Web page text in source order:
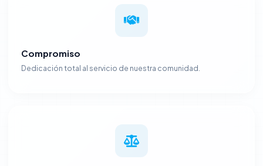
Compromiso
Dedicación total al servicio de nuestra comunidad.